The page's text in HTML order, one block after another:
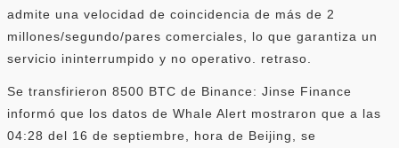
admite una velocidad de coincidencia de más de 2
millones/segundo/pares comerciales, lo que garantiza un
servicio ininterrumpido y no operativo. retraso.
Se transfirieron 8500 BTC de Binance: Jinse Finance
informó que los datos de Whale Alert mostraron que a las
04:28 del 16 de septiembre, hora de Beijing, se